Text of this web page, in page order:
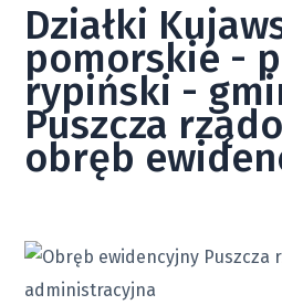
Działki
pomorskie -
rypiński -
Puszcza
obręb